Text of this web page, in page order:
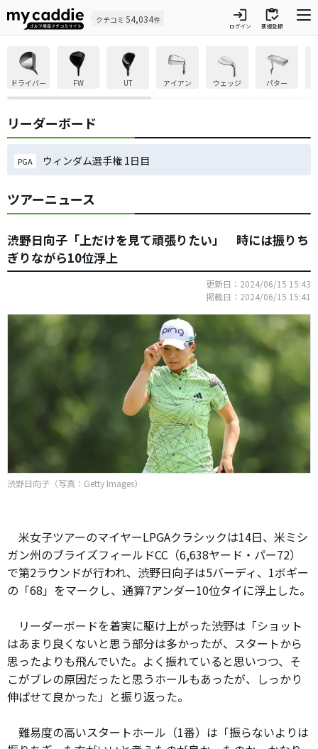
クチコミ 54,034件 login
ログイン
inventory
新規登録
ドライバー FW UT アイアン ウェッジ パター
リーダーボード
PGA ウィンダム選手権 1日目
ツアーニュース
渋野日向子「上だけを見て頑張りたい」 時には振りち
ぎりながら10位浮上
更新日：2024/06/15 15:43
掲載日：2024/06/15 15:41
渋野日向子（写真：Getty Images）
米女子ツアーのマイヤーLPGAクラシックは14日、米ミシ
ガン州のブライズフィールドCC（6,638ヤード・パー72）
で第2ラウンドが行われ、渋野日向子は5バーディ、1ボギー
の「68」をマークし、通算7アンダー10位タイに浮上した。
リーダーボードを着実に駆け上がった渋野は「ショット
はあまり良くないと思う部分は多かったが、スタートから
思ったよりも飛んでいた。よく振れていると思いつつ、そ
こがブレの原因だったと思うホールもあったが、しっかり
伸ばせて良かった」と振り返った。
難易度の高いスタートホール（1番）は「振らないよりは